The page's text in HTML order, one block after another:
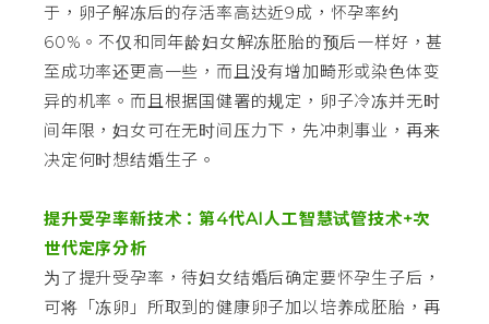
于，卵子解冻后的存活率高达近9成，怀孕率约
60%。不仅和同年龄妇女解冻胚胎的预后一样好，甚
至成功率还更高一些，而且没有增加畸形或染色体变
异的机率。而且根据国健署的规定，卵子冷冻并无时
间年限，妇女可在无时间压力下，先冲刺事业，再来
决定何时想结婚生子。
提升受孕率新技术：第4代AI人工智慧试管技术+次
世代定序分析
为了提升受孕率，待妇女结婚后确定要怀孕生子后，
可将「冻卵」所取到的健康卵子加以培养成胚胎，再